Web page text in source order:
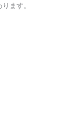
ます。